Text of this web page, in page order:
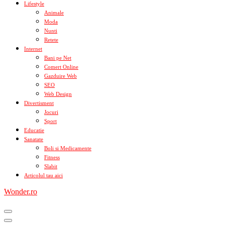
Lifestyle
Animale
Moda
Nunti
Retete
Internet
Bani pe Net
Comert Online
Gazduire Web
SEO
Web Design
Divertisment
Jocuri
Sport
Educatie
Sanatate
Boli si Medicamente
Fitness
Slabit
Articolul tau aici
Wonder.ro